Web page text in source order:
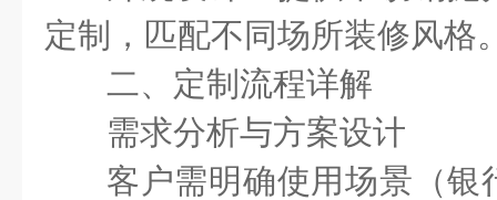
定制，匹配不同场所装修风格
二、定制流程详解
需求分析与方案设计
客户需明确使用场景（银